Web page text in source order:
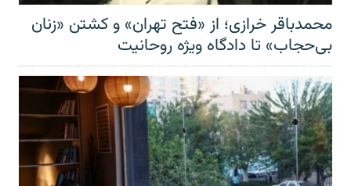
محمدباقر خرازی؛ از «فتح تهران» و کشتن «زنان
بی‌حجاب» تا دادگاه ویژه روحانیت